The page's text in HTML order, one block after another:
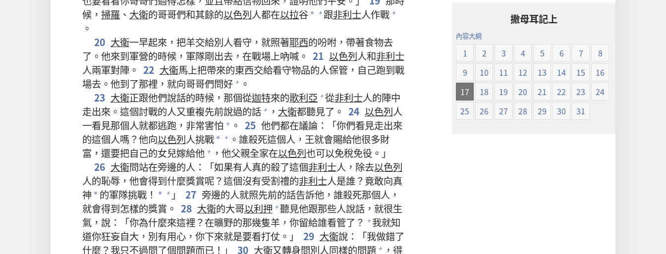
候， 掃羅 、 大衛的哥哥們和其餘的以色列人都在以拉谷* + 跟非利士人作戰 +
。
20 大衛一早起來，把羊交給別人看守，就照著耶西的吩咐，帶著食物去
了。他來到軍營的時候，軍隊剛出去，在戰場上吶喊。 21 以色列人和非利士
人兩軍對陣。 22 大衛馬上把帶來的東西交給看守物品的人保管，自己跑到戰
場去。他到了那裡，就向哥哥們問好 + 。
23 大衛正跟他們說話的時候，那個從迦特來的歌利亞 + 從非利士人的陣中
走出來。這個討戰的人又重複先前說過的話 + ， 大衛都聽見了。 24 以色列人
一看見那個人就都逃跑，非常害怕 + 。 25 他們都在議論：「你們看見走出來
的這個人嗎？他向以色列人挑戰* + 。誰殺死這個人，王就會賜給他很多財
富，還要把自己的女兒嫁給他 + ，他父親全家在以色列也可以免稅免役。」
26 大衛問站在旁邊的人：「如果有人真的殺了這個非利士人，除去以色列
人的恥辱，他會得到什麼獎賞呢？這個沒有受割禮的非利士人是誰？竟敢向真
神 * 的軍隊挑戰！ * + 」 27 旁邊的人就照先前的話告訴他，誰殺死那個人，
就會得到怎樣的獎賞。 28 大衛的大哥以利押 + 聽見他跟那些人說話，就很生
氣，說：「你為什麼來這裡？在曠野的那幾隻羊，你留給誰看管了？ + 我就知
道你狂妄自大，別有用心，你下來就是要看打仗。」
29 大衛說：「我做錯了
什麼？我只不過問了個問題而已！」
30 大衛又轉身問別人同樣的問題 + ，得
撒母耳記上
內容大綱
1 2 3 4 5 6 7
8
9
10 11 12 13 14 15
16
17
18 19 20 21 22 23
24
25
26 27 28 29 30 31